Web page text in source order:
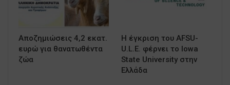
Αποζημιώσεις 4,2 εκατ.
ευρώ για θανατωθέντα
ζώα
Η έγκριση του AFSU-
U.L.E. φέρνει το Iowa
State University στην
Ελλάδα